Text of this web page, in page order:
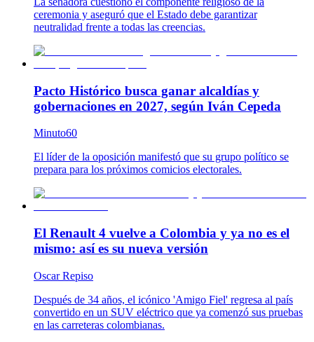
ceremonia y aseguró que el Estado debe garantizar
neutralidad frente a todas las creencias.
Pacto Histórico busca ganar alcaldías y
gobernaciones en 2027, según Iván Cepeda
Minuto60
El líder de la oposición manifestó que su grupo político se
prepara para los próximos comicios electorales.
El Renault 4 vuelve a Colombia y ya no es el
mismo: así es su nueva versión
Oscar Repiso
Después de 34 años, el icónico 'Amigo Fiel' regresa al país
convertido en un SUV eléctrico que ya comenzó sus pruebas
en las carreteras colombianas.